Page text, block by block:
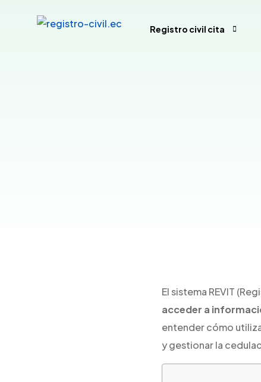
Registro civil cita
El sistema REVIT
acceder a
entender cómo
y gestionar la